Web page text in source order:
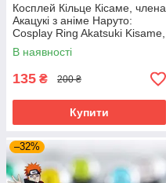
Косплей Кільце Кісаме, члена
Акацукі з аніме Наруто:
Cosplay Ring Akatsuki Kisame,
anime Naruto
В наявності
135 ₴ 200 ₴
Купити
–32%